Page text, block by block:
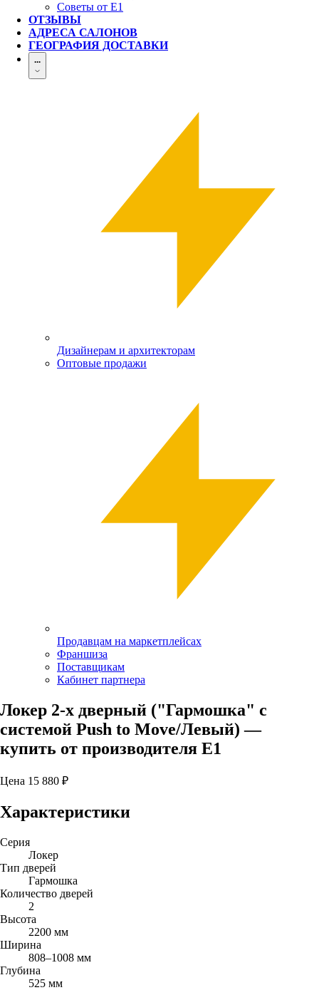
Советы от Е1
ОТЗЫВЫ
АДРЕСА САЛОНОВ
ГЕОГРАФИЯ ДОСТАВКИ
...
Дизайнерам и архитекторам
Оптовые продажи
Продавцам на маркетплейсах
Франшиза
Поставщикам
Кабинет партнера
Локер 2-х дверный ("Гармошка" с
системой Push to Move/Левый) —
купить от производителя Е1
Цена 15 880 ₽
Характеристики
Серия
Локер
Тип дверей
Гармошка
Количество дверей
2
Высота
2200 мм
Ширина
808–1008 мм
Глубина
525 мм